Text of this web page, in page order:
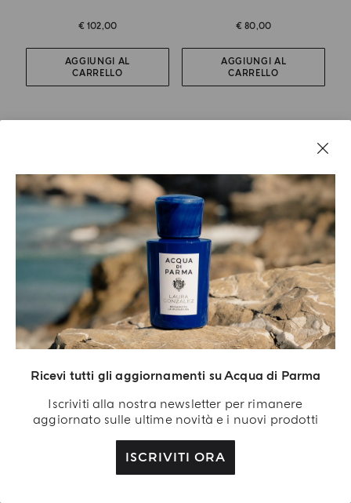
Ricevi tutti gli aggiornamenti su Acqua di Parma
Iscriviti alla nostra newsletter per rimanere
aggiornato sulle ultime novità e i nuovi prodotti
ISCRIVITI ORA
€ 102,00
AGGIUNGI AL
CARRELLO
€ 80,00
AGGIUNGI AL
CARRELLO
DIFFUSORE
Bosco
AGGIUNGI AL
CARRELLO
SET REGALO
Mini Candles Set
AGGIUNGI AL
CARRELLO